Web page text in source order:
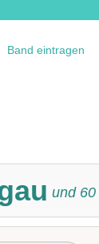
Band eintragen
und 60